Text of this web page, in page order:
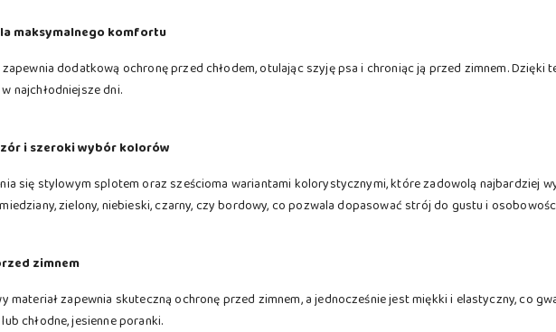
maksymalnego komfortu
zapewnia dodatkową ochronę przed chłodem, otulając szyję psa i chroniąc ją przed zimnem. Dzięki
najchłodniejsze dni.
i szeroki wybór kolorów
się stylowym splotem oraz sześcioma wariantami kolorystycznymi, które zadowolą najbardziej
zielony, niebieski, czarny, czy bordowy, co pozwala dopasować strój do gustu i
zimnem
materiał zapewnia skuteczną ochronę przed zimnem, a jednocześnie jest miękki i elastyczny, co
chłodne, jesienne poranki.